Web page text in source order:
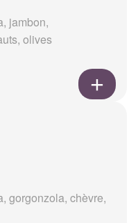
jambon,
olives
gorgonzola, chèvre,